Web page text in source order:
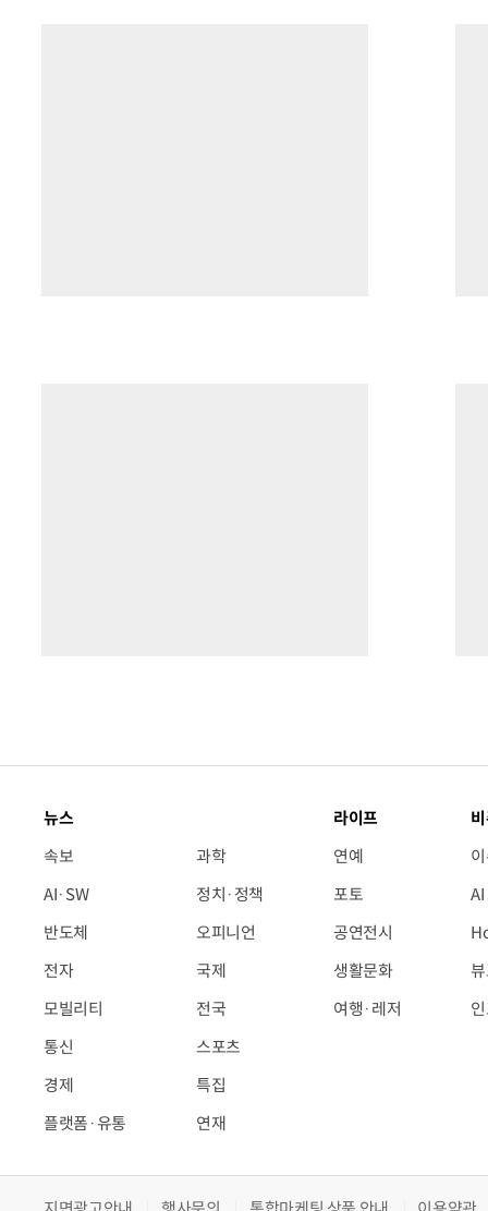
뉴스
속보
AI·SW
반도체
전자
모빌리티
통신
경제
플랫폼·유통
과학
정치·정책
오피니언
국제
전국
스포츠
특집
연재
라이프
연예
포토
공연전시
생활문화
여행·레저